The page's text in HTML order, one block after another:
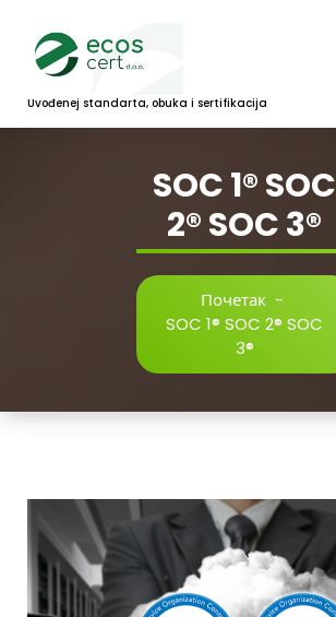
садржај
Uvođenej standarta, obuka i sertifikacija
SOC 1® SOC
2® SOC 3®
Почетак -
SOC 1® SOC 2® SOC
3®